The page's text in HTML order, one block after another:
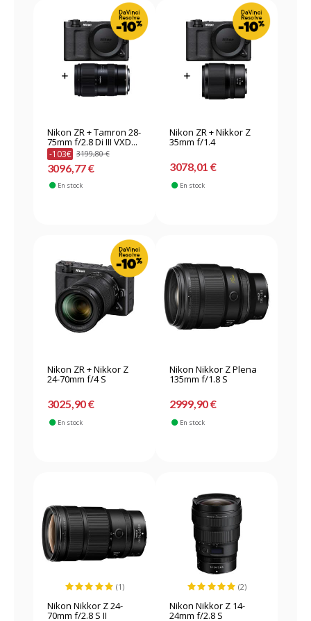
Nikon ZR + Tamron 28-
75mm f/2.8 Di III VXD...
-103€ 3199,80 €
3096,77 €
En stock
Nikon ZR + Nikkor Z
35mm f/1.4
3078,01 €
En stock
Nikon ZR + Nikkor Z
24-70mm f/4 S
3025,90 €
En stock
Nikon Nikkor Z Plena
135mm f/1.8 S
2999,90 €
En stock
(1)
Nikon Nikkor Z 24-
70mm f/2.8 S II
(2)
Nikon Nikkor Z 14-
24mm f/2.8 S